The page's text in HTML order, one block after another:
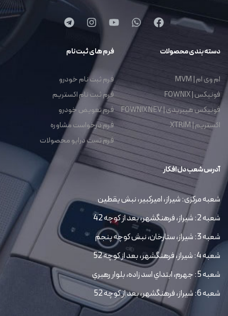
دسته بندی محصولات
ام وی ام | MVM
فونیکس | FOWNIX
فونیکس هیبریدی | FOWNIX NEV
اکستریم | XTRIM
فرم های ثبت نام
فرم ثبت نام خودرو
فرم ثبت نام اکستریم
فرم تعویض خودرو
فرم درخواست مشاوره
فرم تست درایو محصولات
آدرس شعب دل افکار
شعبه مرکزی: شیراز، امیرکبیر، نبش یقطین
شعبه 2: شیراز، فرهنگشهر، بعد از کوچه 42
شعبه 3: شیراز، ستارخان، نبش کوچه پنجم
شعبه 4: شیراز، فرهنگشهر، بعد از کوچه 52
شعبه 5: جهرم، ابتداي اسد زاده، بلوار رهبري
شعبه 6: شیراز، فرهنگشهر، بعد از کوچه 52